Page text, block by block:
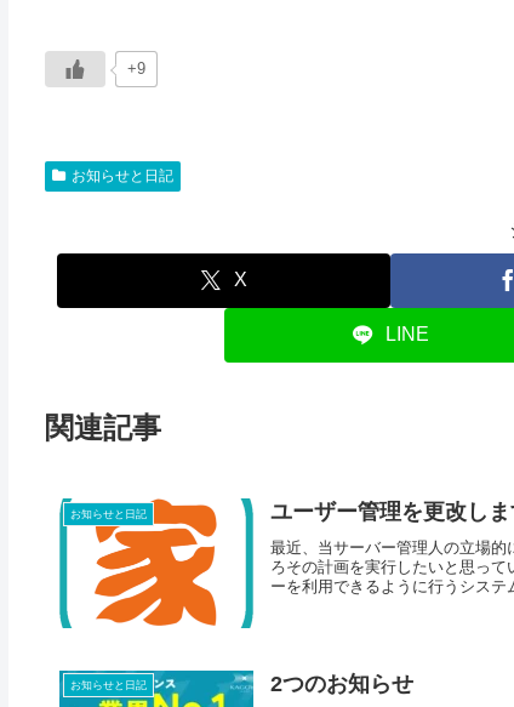
+9
お知らせと日記
X
LINE
関連記事
お知らせと日記 ユーザー管理を更改し
最近、当サーバー管理人の立場
ろその計画を実行したいと思っ
ーを利用できるように行うシステ
お知らせと日記 2つのお知らせ